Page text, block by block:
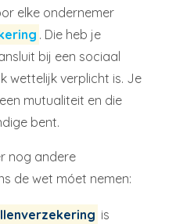
elke ondernemer
. Die heb je
bij een sociaal
wettelijk verplicht is. Je
mutualiteit en die
bent.
nog andere
de wet móet nemen:
is